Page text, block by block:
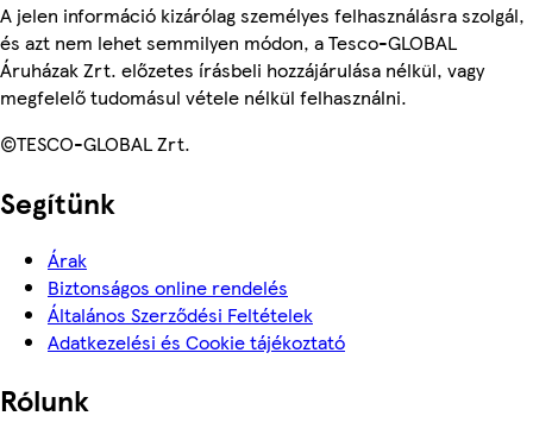
A jelen információ kizárólag személyes felhasználásra szolgál,
és azt nem lehet semmilyen módon, a Tesco-GLOBAL
Áruházak Zrt. előzetes írásbeli hozzájárulása nélkül, vagy
megfelelő tudomásul vétele nélkül felhasználni.
©TESCO-GLOBAL Zrt.
Segítünk
Árak
Biztonságos online rendelés
Általános Szerződési Feltételek
Adatkezelési és Cookie tájékoztató
Rólunk